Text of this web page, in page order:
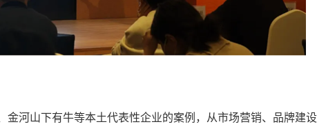
山下有牛等本土代表性企业的案例，从市场营销、品牌建